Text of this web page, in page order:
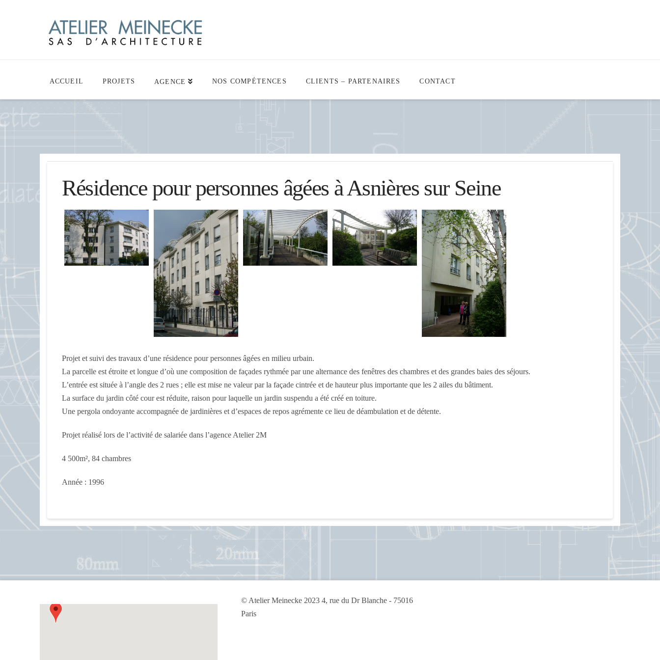
ACCUEIL PROJETS AGENCE NOS COMPÉTENCES CLIENTS – PARTENAIRES CONTACT
Résidence pour personnes âgées à Asnières sur Seine
Projet et suivi des travaux d’une résidence pour personnes âgées en milieu urbain.
La parcelle est étroite et longue d’où une composition de façades rythmée par une alternance des fenêtres des chambres et des grandes baies des séjours.
L’entrée est située à l’angle des 2 rues ; elle est mise ne valeur par la façade cintrée et de hauteur plus importante que les 2 ailes du bâtiment.
La surface du jardin côté cour est réduite, raison pour laquelle un jardin suspendu a été créé en toiture.
Une pergola ondoyante accompagnée de jardinières et d’espaces de repos agrémente ce lieu de déambulation et de détente.
Projet réalisé lors de l’activité de salariée dans l’agence Atelier 2M
4 500m², 84 chambres
Année : 1996
© Atelier Meinecke 2023 4, rue du Dr Blanche - 75016
Paris